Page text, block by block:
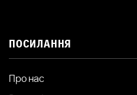
ПОСИЛАННЯ
Про нас